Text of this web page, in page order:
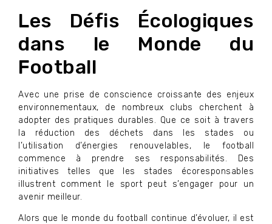
Les Défis Écologiques
dans le Monde du
Football
Avec une prise de conscience croissante des enjeux
environnementaux, de nombreux clubs cherchent à
adopter des pratiques durables. Que ce soit à travers
la réduction des déchets dans les stades ou
l’utilisation d’énergies renouvelables, le football
commence à prendre ses responsabilités. Des
initiatives telles que les stades écoresponsables
illustrent comment le sport peut s’engager pour un
avenir meilleur.
Alors que le monde du football continue d’évoluer, il est